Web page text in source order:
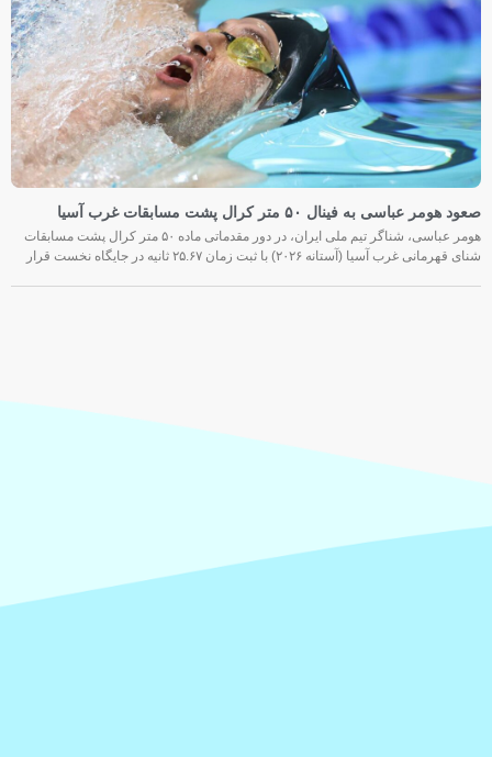
صعود هومر عباسی به فینال ۵۰ متر کرال پشت مسابقات غرب آسیا
هومر عباسی، شناگر تیم ملی ایران، در دور مقدماتی ماده ۵۰ متر کرال پشت مسابقات
شنای قهرمانی غرب آسیا (آستانه ۲۰۲۶) با ثبت زمان ۲۵.۶۷ ثانیه در جایگاه نخست قرار